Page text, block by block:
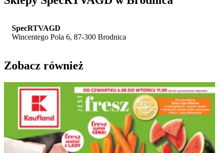
SpecRTVAGD
Wincentego Pola 6, 87-300 Brodnica
Zobacz również